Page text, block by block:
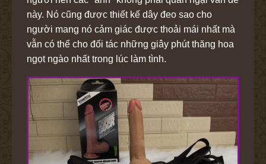
này. Nó cũng được thiết kế dây đeo sao cho
người mang nó cảm giác được thoải mái nhất mà
vẫn có thể cho đối tác những giây phút thăng hoa
ngọt ngào nhất trong lúc làm tình.